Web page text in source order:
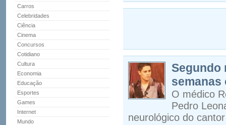
Carros
Celebridades
Ciência
Cinema
Concursos
Cotidiano
Cultura
Economia
Educação
Esportes
Games
Internet
Mundo
Segundo
semanas
O médico
Pedro
neurológico do